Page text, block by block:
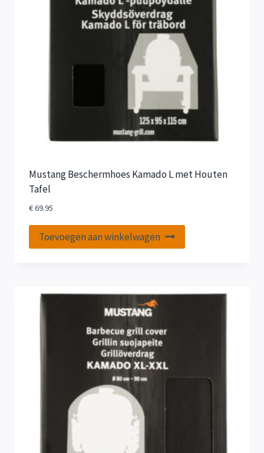
Mustang Beschermhoes Kamado L met Houten
Tafel
€69.95
Toevoegen aan winkelwagen